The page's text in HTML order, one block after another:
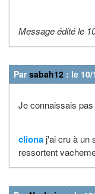
Message édité le
Parsabah12 : le
Je connaissais
cliona j'ai cru à un
ressortent